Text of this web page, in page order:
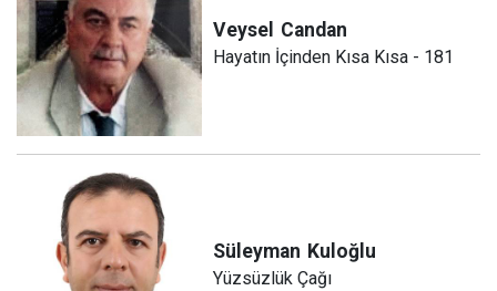
Veysel Candan
Hayatın İçinden Kısa Kısa - 181
Süleyman Kuloğlu
Yüzsüzlük Çağı